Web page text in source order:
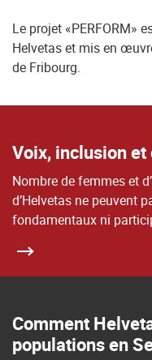
Le projet «PERFORM»
Helvetas et mis en
de Fribourg.
Voix, inclusion et
Nombre de femmes et
d’Helvetas ne peuvent
fondamentaux ni
Comment
populations en